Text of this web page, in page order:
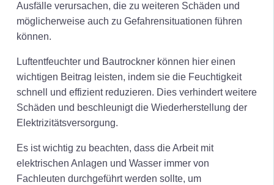
Ausfälle verursachen, die zu weiteren Schäden und
möglicherweise auch zu Gefahrensituationen führen
können.
Luftentfeuchter und Bautrockner können hier einen
wichtigen Beitrag leisten, indem sie die Feuchtigkeit
schnell und effizient reduzieren. Dies verhindert weitere
Schäden und beschleunigt die Wiederherstellung der
Elektrizitätsversorgung.
Es ist wichtig zu beachten, dass die Arbeit mit
elektrischen Anlagen und Wasser immer von
Fachleuten durchgeführt werden sollte, um